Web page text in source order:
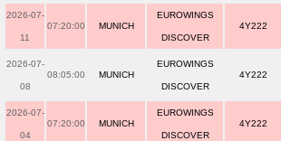
2026-07-
11
07:20:00 MUNICH
EUROWINGS
DISCOVER
4Y222
2026-07-
08
08:05:00 MUNICH
EUROWINGS
DISCOVER
4Y222
2026-07-
04
07:20:00 MUNICH
EUROWINGS
DISCOVER
4Y222